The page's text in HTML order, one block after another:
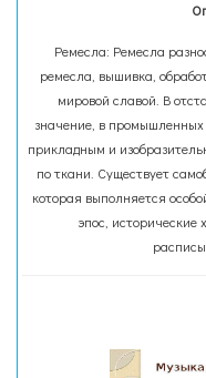
Ремесла: Ремесла
ремесла, вышивка,
мировой славой. В
значение, в
прикладным и
по ткани. Существует
которая выполняется
эпос,